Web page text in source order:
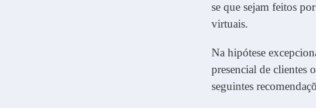
se que sejam feitos
virtuais.
Na hipótese
presencial de clientes
seguintes